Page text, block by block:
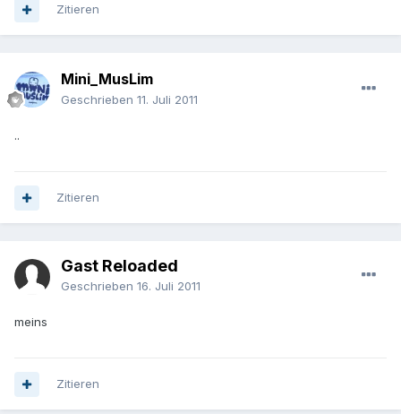
Zitieren
Mini_MusLim
Geschrieben 11. Juli 2011
..
Zitieren
Gast Reloaded
Geschrieben 16. Juli 2011
meins
Zitieren